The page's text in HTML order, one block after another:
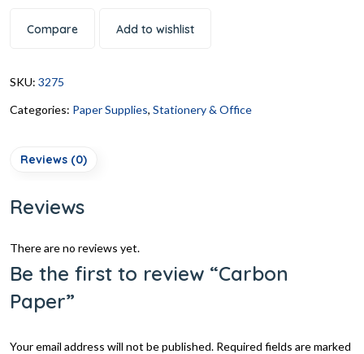
Compare Add to wishlist
SKU: 3275
Categories: Paper Supplies, Stationery & Office
Reviews (0)
Reviews
There are no reviews yet.
Be the first to review “Carbon
Paper”
Your email address will not be published. Required fields are marked